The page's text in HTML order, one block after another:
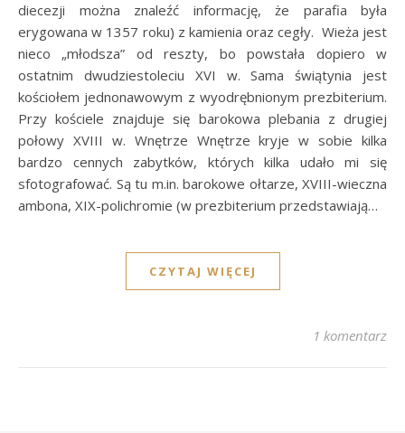
diecezji można znaleźć informację, że parafia była
erygowana w 1357 roku) z kamienia oraz cegły. Wieża jest
nieco „młodsza” od reszty, bo powstała dopiero w
ostatnim dwudziestoleciu XVI w. Sama świątynia jest
kościołem jednonawowym z wyodrębnionym prezbiterium.
Przy kościele znajduje się barokowa plebania z drugiej
połowy XVIII w. Wnętrze Wnętrze kryje w sobie kilka
bardzo cennych zabytków, których kilka udało mi się
sfotografować. Są tu m.in. barokowe ołtarze, XVIII-wieczna
ambona, XIX-polichromie (w prezbiterium przedstawiają…
CZYTAJ WIĘCEJ
1 komentarz